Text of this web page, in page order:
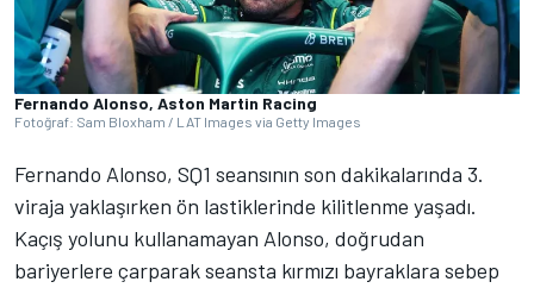
Fernando Alonso, Aston Martin Racing
Fotoğraf: Sam Bloxham / LAT Images via Getty Images
Fernando Alonso, SQ1 seansının son dakikalarında 3.
viraja yaklaşırken ön lastiklerinde kilitlenme yaşadı.
Kaçış yolunu kullanamayan Alonso, doğrudan
bariyerlere çarparak seansta kırmızı bayraklara sebep